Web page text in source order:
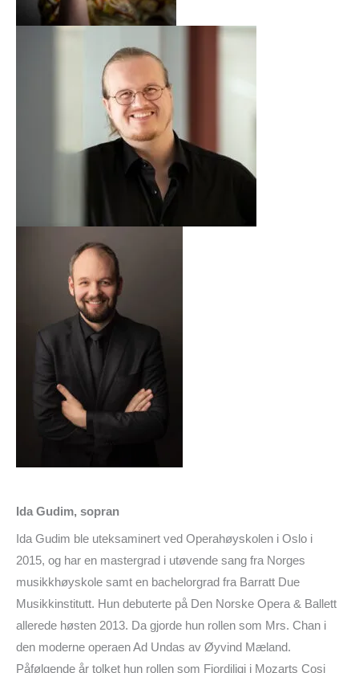
Ida Gudim, sopran
Ida Gudim ble uteksaminert ved Operahøyskolen i Oslo i
2015, og har en mastergrad i utøvende sang fra Norges
musikkhøyskole samt en bachelorgrad fra Barratt Due
Musikkinstitutt. Hun debuterte på Den Norske Opera & Ballett
allerede høsten 2013. Da gjorde hun rollen som Mrs. Chan i
den moderne operaen Ad Undas av Øyvind Mæland.
Påfølgende år tolket hun rollen som Fiordiligi i Mozarts Cosi